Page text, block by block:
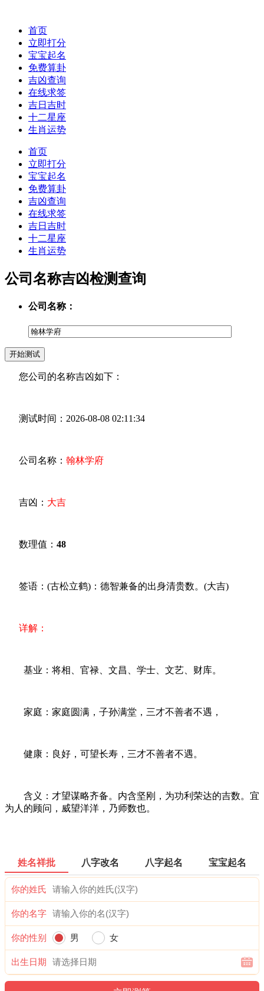
首页
立即打分
宝宝起名
免费算卦
吉凶查询
在线求签
吉日吉时
十二星座
生肖运势
首页
立即打分
宝宝起名
免费算卦
吉凶查询
在线求签
吉日吉时
十二星座
生肖运势
公司名称吉凶检测查询
公司名称：
您公司的名称吉凶如下：
测试时间：2026-08-08 02:11:34
公司名称： 翰林学府
吉凶： 大吉
数理值： 48
签语：(古松立鹤)：德智兼备的出身清贵数。(大吉)
详解：
基业：将相、官禄、文昌、学士、文艺、财库。
家庭：家庭圆满，子孙满堂，三才不善者不遇，
健康：良好，可望长寿，三才不善者不遇。
含义：才望谋略齐备。内含坚刚，为功利荣达的吉数。宜
为人的顾问，威望洋洋，乃师数也。
姓名祥批 八字改名 八字起名 宝宝起名
你的姓氏
你的名字
你的性别 男 女
出生日期